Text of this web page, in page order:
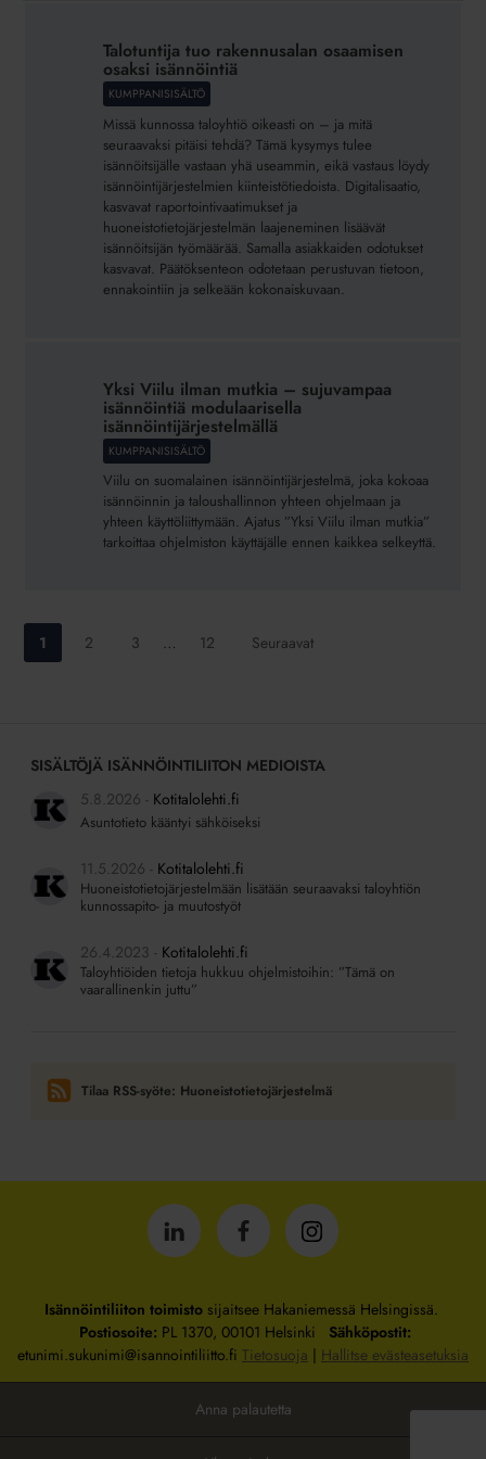
rakennusalanTalotuntija tuo rakennusalan osaamisen
osaksi isännöintiä
KUMPPANISISÄLTÖ
Missä kunnossa taloyhtiö oikeasti on – ja mitä
seuraavaksi pitäisi tehdä? Tämä kysymys tulee
isännöitsijälle vastaan yhä useammin, eikä vastaus löydy
isännöintijärjestelmien kiinteistötiedoista. Digitalisaatio,
kasvavat raportointivaatimukset ja
huoneistotietojärjestelmän laajeneminen lisäävät
isännöitsijän työmäärää. Samalla asiakkaiden odotukset
kasvavat. Päätöksenteon odotetaan perustuvan tietoon,
ennakointiin ja selkeään kokonaiskuvaan.
modulaarisella
isännöintijärjestelmällä
Yksi Viilu ilman mutkia – sujuvampaa
isännöintiä modulaarisella
isännöintijärjestelmällä
KUMPPANISISÄLTÖ
Viilu on suomalainen isännöintijärjestelmä, joka kokoaa
isännöinnin ja taloushallinnon yhteen ohjelmaan ja
yhteen käyttöliittymään. Ajatus ”Yksi Viilu ilman mutkia”
tarkoittaa ohjelmiston käyttäjälle ennen kaikkea selkeyttä.
Siirry
sivulle:
1
Siirry
2
Siirry
3 …
Siirry
12 Seuraavat
SISÄLTÖJÄ ISÄNNÖINTILIITON MEDIOISTA
5.8.2026
Kotitalolehti.fi
Asuntotieto kääntyi sähköiseksi
11.5.2026 Kotitalolehti.fi
Huoneistotietojärjestelmään lisätään seuraavaksi taloyhtiön
kunnossapito- ja muutostyöt
26.4.2023 Kotitalolehti.fi
Taloyhtiöiden tietoja hukkuu ohjelmistoihin: ”Tämä on
vaarallinenkin juttu”
Tilaa RSS-syöte: Huoneistotietojärjestelmä
Isännöintiliitto
LinkedInissä
Isännöintiliitto
Facebookissa
Isännöintiliitto
Instagrammissa
Isännöintiliiton toimistosijaitsee Hakaniemessä Helsingissä.
Postiosoite: PL 1370, 00101 Helsinki Sähköpostit:
etunimi.sukunimi@isannointiliitto.fi Tietosuoja | Hallitse evästeasetuksia
Anna palautetta